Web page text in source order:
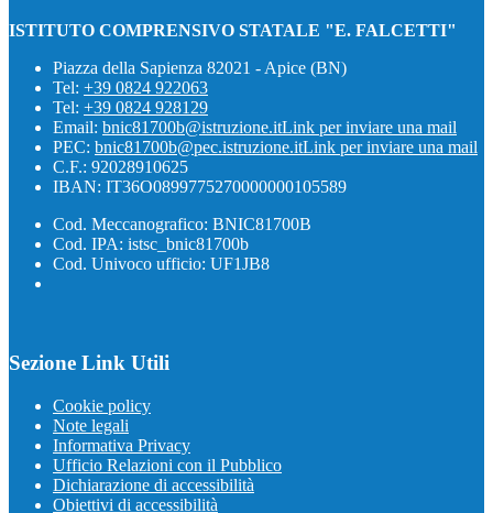
ISTITUTO COMPRENSIVO STATALE "E. FALCETTI"
Piazza della Sapienza 82021 - Apice (BN)
Tel: +39 0824 922063
Tel: +39 0824 928129
Email: bnic81700b@istruzione.itLink per inviare una mail
PEC: bnic81700b@pec.istruzione.itLink per inviare una mail
C.F.: 92028910625
IBAN: IT36O0899775270000000105589
Cod. Meccanografico: BNIC81700B
Cod. IPA: istsc_bnic81700b
Cod. Univoco ufficio: UF1JB8
Sezione Link Utili
Cookie policy
Note legali
Informativa Privacy
Ufficio Relazioni con il Pubblico
Dichiarazione di accessibilità
Obiettivi di accessibilità